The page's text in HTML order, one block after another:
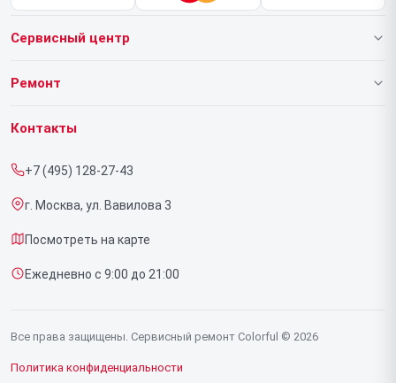
Сервисный центр
О нашем сервисе
Срочный ремонт
Доставка и способы оплаты
Диагностика
Контакты
Ремонт
Ноутбуков
Контакты
+7 (495) 128-27-43
г. Москва, ул. Вавилова 3
Посмотреть на карте
Ежедневно с 9:00 до 21:00
Все права защищены. Сервисный ремонт Colorful © 2026
Политика конфиденциальности